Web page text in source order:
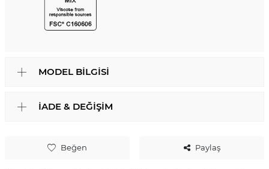
Beğen Paylaş
MODEL BILGISI
İADE & DEĞIŞIM